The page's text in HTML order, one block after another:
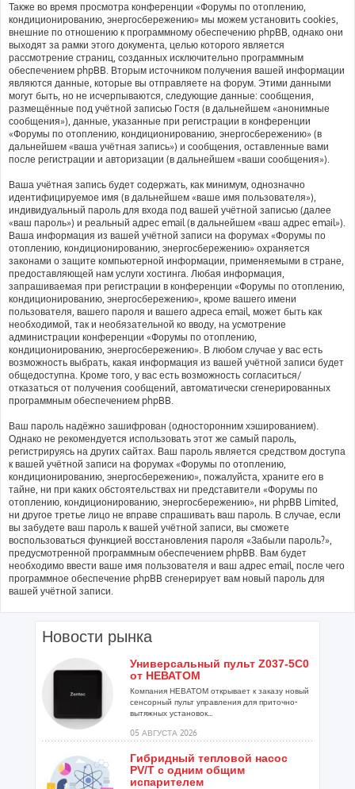
Также во время просмотра конференции «Форумы по отоплению,
кондиционированию, энергосбережению» мы можем установить cookies,
внешние по отношению к программному обеспечению phpBB, однако они
выходят за рамки этого документа, целью которого является
рассмотрение страниц, созданных исключительно программным
обеспечением phpBB. Вторым источником получения вашей информации
являются данные, которые вы отправляете на форум. Этими данными
могут быть, но не исчерпываются, следующие данные: сообщения,
размещённые под учётной записью Гостя (в дальнейшем «анонимные
сообщения»), данные, указанные при регистрации в конференции
«Форумы по отоплению, кондиционированию, энергосбережению» (в
дальнейшем «ваша учётная запись») и сообщения, оставленные вами
после регистрации и авторизации (в дальнейшем «ваши сообщения»).
Ваша учётная запись будет содержать, как минимум, однозначно
идентифицируемое имя (в дальнейшем «ваше имя пользователя»),
индивидуальный пароль для входа под вашей учётной записью (далее
«ваш пароль») и реальный адрес email (в дальнейшем «ваш адрес email»).
Ваша информация из вашей учётной записи на форумах «Форумы по
отоплению, кондиционированию, энергосбережению» охраняется
законами о защите компьютерной информации, применяемыми в стране,
предоставляющей нам услуги хостинга. Любая информация,
запрашиваемая при регистрации в конференции «Форумы по отоплению,
кондиционированию, энергосбережению», кроме вашего имени
пользователя, вашего пароля и вашего адреса email, может быть как
необходимой, так и необязательной ко вводу, на усмотрение
администрации конференции «Форумы по отоплению,
кондиционированию, энергосбережению». В любом случае у вас есть
возможность выбрать, какая информация из вашей учётной записи будет
общедоступна. Кроме того, у вас есть возможность согласиться/
отказаться от получения сообщений, автоматически сгенерированных
программным обеспечением phpBB.
Ваш пароль надёжно зашифрован (односторонним хэшированием).
Однако не рекомендуется использовать этот же самый пароль,
регистрируясь на других сайтах. Ваш пароль является средством доступа
к вашей учётной записи на форумах «Форумы по отоплению,
кондиционированию, энергосбережению», пожалуйста, храните его в
тайне, ни при каких обстоятельствах ни представители «Форумы по
отоплению, кондиционированию, энергосбережению», ни phpBB Limited,
ни другое третье лицо не вправе спрашивать ваш пароль. В случае, если
вы забудете ваш пароль к вашей учётной записи, вы сможете
воспользоваться функцией восстановления пароля «Забыли пароль?»,
предусмотренной программным обеспечением phpBB. Вам будет
необходимо ввести ваше имя пользователя и ваш адрес email, после чего
программное обеспечение phpBB сгенерирует вам новый пароль для
вашей учётной записи.
Новости рынка
Универсальный пульт Z037-5C0
от НЕВАТОМ
Компания НЕВАТОМ открывает к заказу новый
сенсорный пульт управления для приточно-
вытяжных установок...
05 АВГУСТА 2026
Гибридный тепловой насос
PV/T с одним общим
испарителем